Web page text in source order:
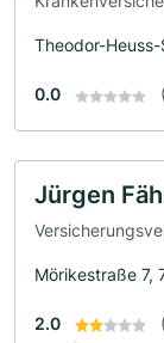
Theodor-
0.0
Jürgen
Mörikestraße 7,
2.0